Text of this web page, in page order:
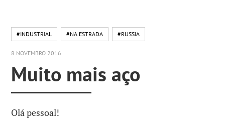
#INDUSTRIAL #NA ESTRADA #RUSSIA
8 NOVEMBRO 2016
Muito mais aço
Olá pessoal!